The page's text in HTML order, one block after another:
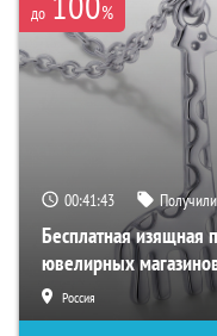
до %
00:41:43
Бесплатная изящная
ювелирных
Россия